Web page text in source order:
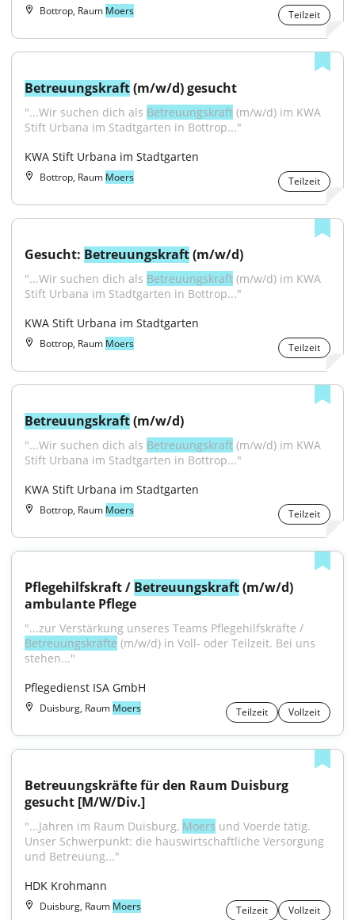
Bottrop, Raum Moers Teilzeit
Betreuungskraft (m/w/d) gesucht
"...Wir suchen dich als Betreuungskraft (m/w/d) im KWA
Stift Urbana im Stadtgarten in Bottrop..."
KWA Stift Urbana im Stadtgarten
Bottrop, Raum Moers Teilzeit
Gesucht: Betreuungskraft (m/w/d)
"...Wir suchen dich als Betreuungskraft (m/w/d) im KWA
Stift Urbana im Stadtgarten in Bottrop..."
KWA Stift Urbana im Stadtgarten
Bottrop, Raum Moers Teilzeit
Betreuungskraft (m/w/d)
"...Wir suchen dich als Betreuungskraft (m/w/d) im KWA
Stift Urbana im Stadtgarten in Bottrop..."
KWA Stift Urbana im Stadtgarten
Bottrop, Raum Moers Teilzeit
Pflegehilfskraft / Betreuungskraft (m/w/d)
ambulante Pflege
Betreuungskräfte (m/w/d) in Voll- oder Teilzeit. Bei uns
stehen..."
Pflegedienst ISA GmbH
Duisburg, Raum Moers Teilzeit Vollzeit
Betreuungskräfte für den Raum Duisburg
gesucht [M/W/Div.]
"...Jahren im Raum Duisburg, Moers und Voerde tätig.
Unser Schwerpunkt: die hauswirtschaftliche Versorgung
und Betreuung..."
HDK Krohmann
Duisburg, Raum Moers Teilzeit Vollzeit